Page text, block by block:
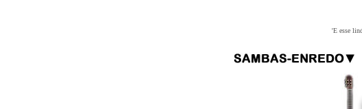
'E esse